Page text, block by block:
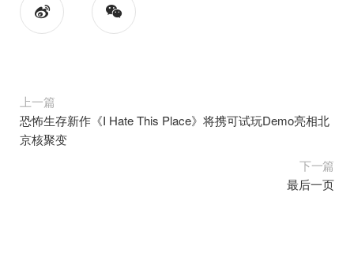
上一篇
恐怖生存新作《I Hate This Place》将携可试玩Demo亮相北
京核聚变
下一篇
最后一页